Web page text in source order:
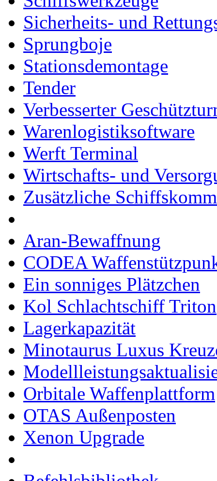
Sicherheits- und
Sprungboje
Stationsdemontage
Tender
Verbesserter
Warenlogistiksoftware
Werft Terminal
Wirtschafts- und
Zusätzliche
Aran-Bewaffnung
CODEA
Ein sonniges Plätzchen
Kol Schlachtschiff Triton
Lagerkapazität
Minotaurus Luxus
Orbitale Waffenplattform
OTAS Außenposten
Xenon Upgrade